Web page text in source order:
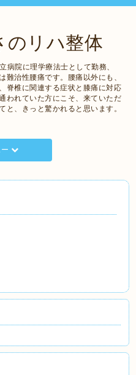
のリハ整体
病院に理学療法士として勤務、
治性腰痛です。腰痛以外にも、
脊椎に関連する症状と膝痛に対応
われていた方にこそ、来ていただ
と、きっと驚かれると思います。